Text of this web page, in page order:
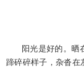
阳光是好的。晒
蹄碎碎样子，杂沓